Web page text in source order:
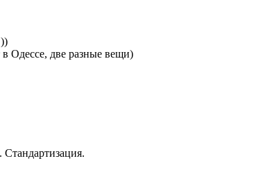
Одессе, две разные вещи)
Стандартизация.